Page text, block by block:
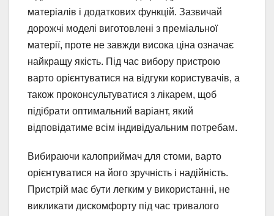
матеріалів і додаткових функцій. Зазвичай
дорожчі моделі виготовлені з преміальної
матерії, проте не завжди висока ціна означає
найкращу якість. Під час вибору пристрою
варто орієнтуватися на відгуки користувачів, а
також проконсультуватися з лікарем, щоб
підібрати оптимальний варіант, який
відповідатиме всім індивідуальним потребам.
Вибираючи калоприймач для стоми, варто
орієнтуватися на його зручність і надійність.
Пристрій має бути легким у використанні, не
викликати дискомфорту під час тривалого